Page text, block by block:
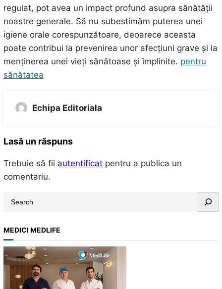
regulat, pot avea un impact profund asupra sănătății
noastre generale. Să nu subestimăm puterea unei
igiene orale corespunzătoare, deoarece aceasta
poate contribui la prevenirea unor afecțiuni grave și la
menținerea unei vieți sănătoase și împlinite. pentru
sănătatea
Echipa Editoriala
Lasă un răspuns
Trebuie să fii autentificatpentru a publica un
comentariu.
r
c
h
MEDICI MEDLIFE